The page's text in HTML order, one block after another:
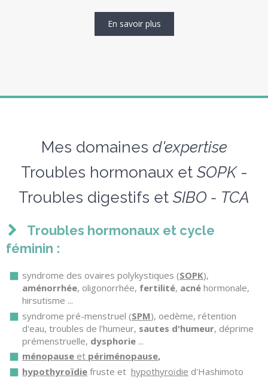
En savoir plus
Mes domaines d'expertise
Troubles hormonaux et SOPK-
Troubles digestifs et SIBO - TCA
Troubles hormonaux et cycle
féminin :
syndrome des ovaires polykystiques (SOPK),
aménorrhée, oligonorrhée, fertilité, acné hormonale,
hirsutisme ...
syndrome pré-menstruel (SPM), oedème, rétention
d'eau, troubles de l'humeur, sautes d'humeur, déprime
prémenstruelle, dysphorie ...
ménopause et périménopause,
hypothyroïdie fruste et hypothyroïdie d'Hashimoto